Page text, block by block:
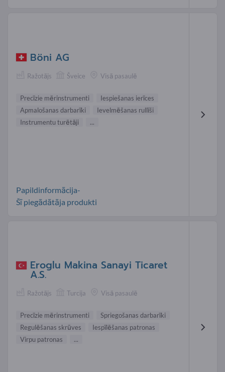
Böni AG
Ražotājs Šveice Visā pasaulē
Precīzie mērinstrumenti
Iespiešanas ierīces
Apmalošanas darbarīki
Ievelmēšanas rullīši
Instrumentu turētāji
...
Papildinformācija-
Šī piegādātāja produkti
Eroglu Makina Sanayi Ticaret
A.S.
Ražotājs Turcija Visā pasaulē
Precīzie mērinstrumenti
Spriegošanas darbarīki
Regulēšanas skrūves
Iespīlēšanas patronas
Virpu patronas
...